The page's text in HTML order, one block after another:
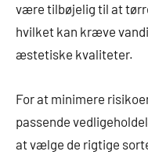
være tilbøjelig til at
hvilket kan kræve
æstetiske kvaliteter.
For at minimere
passende
at vælge de rigtige